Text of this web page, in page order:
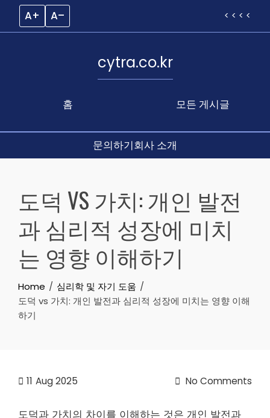
A+ A– < < < <
홈
cytra.co.kr
모든 게시글
문의하기회사 소개
content도덕 VS 가치: 개인 발전
과 심리적 성장에 미치
는 영향 이해하기
Home
심리학 및 자기 도움
도덕 vs 가치: 개인 발전과 심리적 성장에 미치는 영향 이해
하기
11 Aug 2025 No Comments
도덕과 가치의 차이를 이해하는 것은 개인 발전과